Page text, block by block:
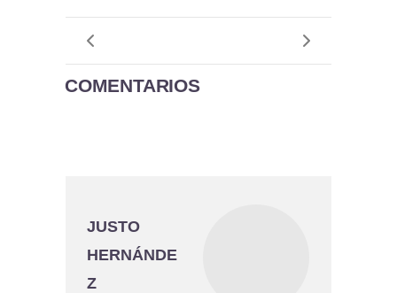
COMENTARIOS
JUSTO
HERNÁNDE
Z